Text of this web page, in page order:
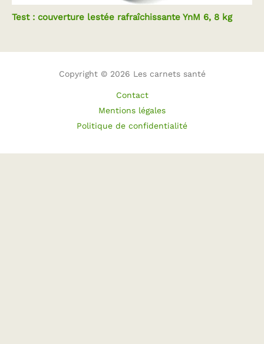
Test : couverture lestée rafraîchissante YnM 6, 8 kg
Copyright © 2026 Les carnets santé
Contact
Mentions légales
Politique de confidentialité